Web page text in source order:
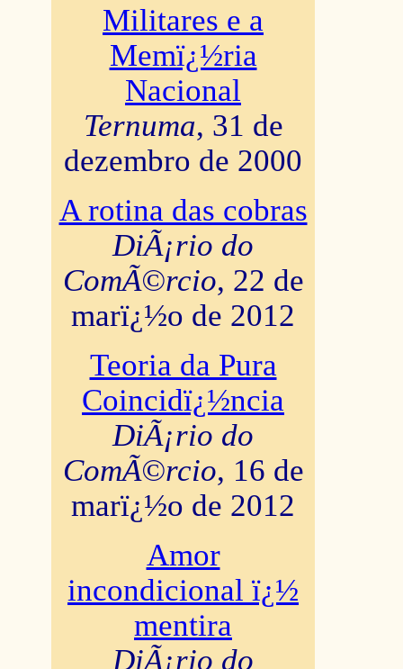
Militares e a
Memï¿½ria
Nacional
Ternuma, 31 de
dezembro de 2000
A rotina das cobras
DiÃ¡rio do
ComÃ©rcio, 22 de
marï¿½o de 2012
Teoria da Pura
Coincidï¿½ncia
DiÃ¡rio do
ComÃ©rcio, 16 de
marï¿½o de 2012
Amor
incondicional ï¿½
mentira
DiÃ¡rio do